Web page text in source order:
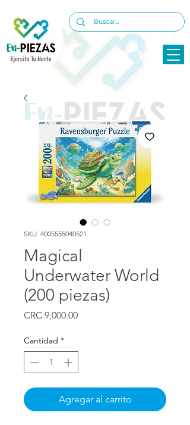
SKU: 4005555040521
Magical
Underwater World
(200 piezas)
CRC 9,000.00Precio
Cantidad *
Agregar al carrito